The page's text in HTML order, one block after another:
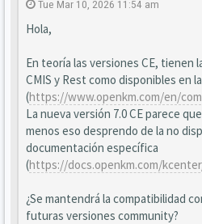
Tue Mar 10, 2026 11:54 am
Hola,
En teoría las versiones CE, tienen
CMIS y Rest como disponibles en
(https://www.openkm.com/en/
La nueva versión 7.0 CE parece
menos eso desprendo de la no
documentación específica
(https://docs.openkm.com/
¿Se mantendrá la compatibilidad
futuras versiones community?